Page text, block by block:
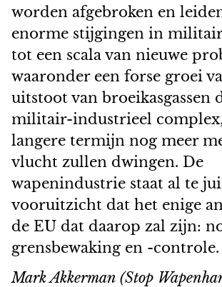
worden afgebroken en
enorme stijgingen in
tot een scala van nieuwe
waaronder een forse groei
uitstoot van broeikasgassen
militair-industrieel
langere termijn nog meer
vlucht zullen dwingen. De
wapenindustrie staat al te
vooruitzicht dat het enige
de EU dat daarop zal zijn:
grensbewaking en -controle.
Mark Akkerman (Stop